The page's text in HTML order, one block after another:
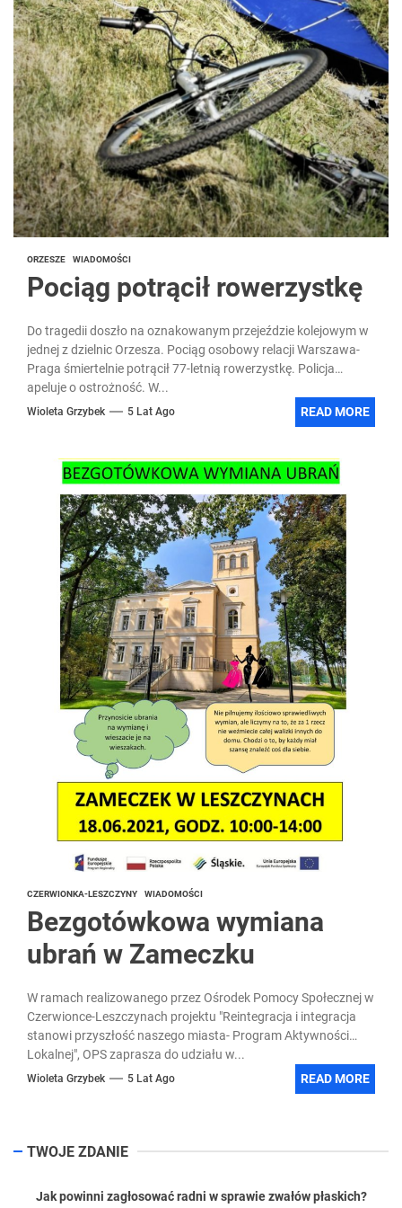
ORZESZE WIADOMOŚCI
Pociąg potrącił rowerzystkę
Do tragedii doszło na oznakowanym przejeździe kolejowym w
jednej z dzielnic Orzesza. Pociąg osobowy relacji Warszawa-
Praga śmiertelnie potrącił 77-letnią rowerzystkę. Policja
apeluje o ostrożność. W...
Wioleta Grzybek 5 Lat Ago READ MORE
CZERWIONKA-LESZCZYNY WIADOMOŚCI
Bezgotówkowa wymiana
ubrań w Zameczku
W ramach realizowanego przez Ośrodek Pomocy Społecznej w
Czerwionce-Leszczynach projektu "Reintegracja i integracja
stanowi przyszłość naszego miasta- Program Aktywności
Lokalnej", OPS zaprasza do udziału w...
Wioleta Grzybek 5 Lat Ago READ MORE
TWOJE ZDANIE
Jak powinni zagłosować radni w sprawie zwałów płaskich?